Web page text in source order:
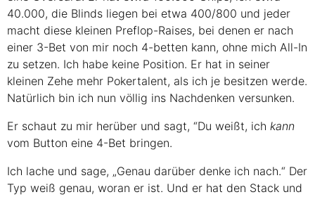
40.000, die Blinds liegen bei etwa 400/800 und jeder
macht diese kleinen Preflop-Raises, bei denen er nach
einer 3-Bet von mir noch 4-betten kann, ohne mich All-In
zu setzen. Ich habe keine Position. Er hat in seiner
kleinen Zehe mehr Pokertalent, als ich je besitzen werde.
Natürlich bin ich nun völlig ins Nachdenken versunken.
Er schaut zu mir herüber und sagt, “Du weißt, ich kann
vom Button eine 4-Bet bringen.
Ich lache und sage, „Genau darüber denke ich nach.“ Der
Typ weiß genau, woran er ist. Und er hat den Stack und